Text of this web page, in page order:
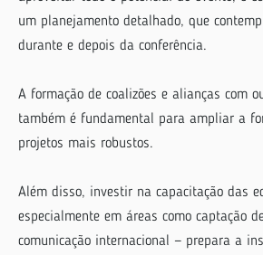
um planejamento detalhado, que
durante e depois da conferência.
A formação de coalizões e alianças com
também é fundamental para ampliar a
projetos mais robustos.
Além disso, investir na capacitação das
especialmente em áreas como captação
comunicação internacional — prepara a